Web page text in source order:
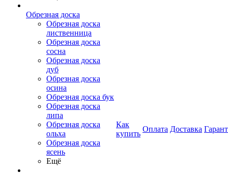
Обрезная доска
Обрезная доска
лиственница
Обрезная доска
сосна
Обрезная доска
дуб
Обрезная доска
осина
Обрезная доска бук
Обрезная доска
липа
Обрезная доска
ольха
Обрезная доска
ясень
Ещё
Как
купить
Оплата Доставка